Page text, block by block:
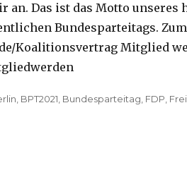
an. Das ist das Motto unseres
Bundesparteitags.
Koalitionsvertrag Mitglied
, BPT2021, Bundesparteitag, FDP,